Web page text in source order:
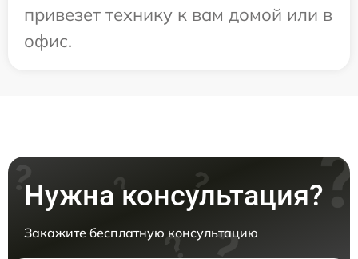
привезет технику к вам домой или в
офис.
Нужна консультация?
Закажите бесплатную консультацию